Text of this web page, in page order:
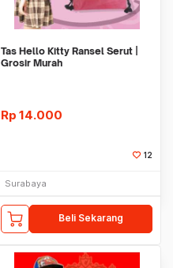
Tas Hello Kitty Ransel Serut |
Grosir Murah
Rp 14.000
12
Surabaya
Beli Sekarang